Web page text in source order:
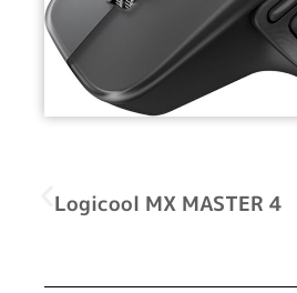
Logicool MX MASTER 4